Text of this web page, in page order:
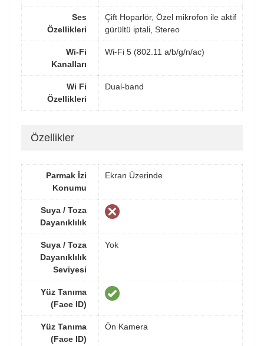
Ses
Özellikleri
Çift Hoparlör, Özel mikrofon ile aktif
gürültü iptali, Stereo
Wi-Fi
Kanalları
Wi-Fi 5 (802.11 a/b/g/n/ac)
Wi Fi
Özellikleri
Dual-band
Özellikler
Parmak İzi
Konumu
Ekran Üzerinde
Suya / Toza
Dayanıklılık
Suya / Toza
Dayanıklılık
Seviyesi
Yok
Yüz Tanıma
(Face ID)
Yüz Tanıma
(Face ID)
Ön Kamera